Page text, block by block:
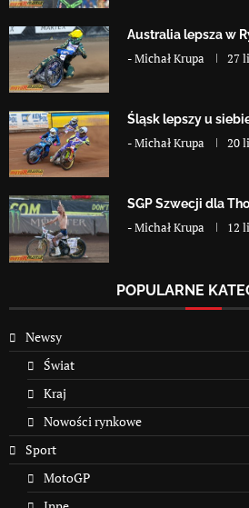
Australia lepsza w
-Michał Krupa 27
Śląsk lepszy u
-Michał Krupa 20
SGP Szwecji dla
-Michał Krupa 12
POPULARNE
Newsy
Świat
Kraj
Nowości rynkowe
Sport
MotoGP